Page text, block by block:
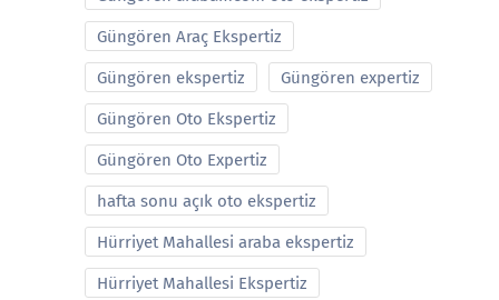
Güngören Araç Ekspertiz
Güngören ekspertiz Güngören expertiz
Güngören Oto Ekspertiz
Güngören Oto Expertiz
hafta sonu açık oto ekspertiz
Hürriyet Mahallesi araba ekspertiz
Hürriyet Mahallesi Ekspertiz